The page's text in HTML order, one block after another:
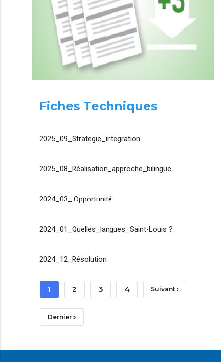
Fiches Techniques
2025_09_Strategie_integration
2025_08_Réalisation_approche_bilingue
2024_03_ Opportunité
2024_01_Quelles_langues_Saint-Louis ?
2024_12_Résolution
Pagination
Page
Courante
1 Page
2 Page
3 Page
4 Page
Suivant ›
Dernière
Dernier »